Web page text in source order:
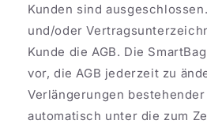
Kunden sind
und/oder
Kunde die AGB. Die
vor, die AGB jederzeit zu
Verlängerungen
automatisch unter die zum